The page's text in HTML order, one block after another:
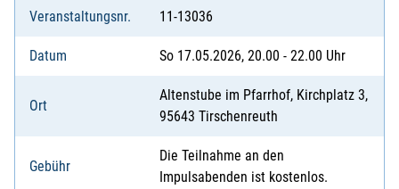
Veranstaltungsnr. 11-13036
Datum So 17.05.2026, 20.00 - 22.00 Uhr
Ort
Altenstube im Pfarrhof, Kirchplatz 3,
95643 Tirschenreuth
Gebühr
Die Teilnahme an den
Impulsabenden ist kostenlos.